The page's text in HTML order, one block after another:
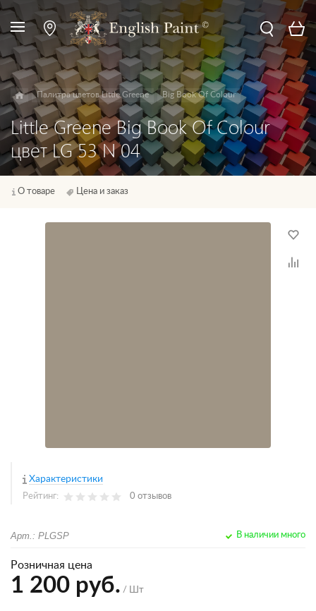
Палитра цветов Little Greene Big Book Of Colour
Little Greene Big Book Of Colour
цвет LG 53 N 04
О товаре Цена и заказ
Характеристики
Рейтинг: 0 отзывов
Арт.: PLGSP В наличии много
Розничная цена
1 200 руб. / Шт